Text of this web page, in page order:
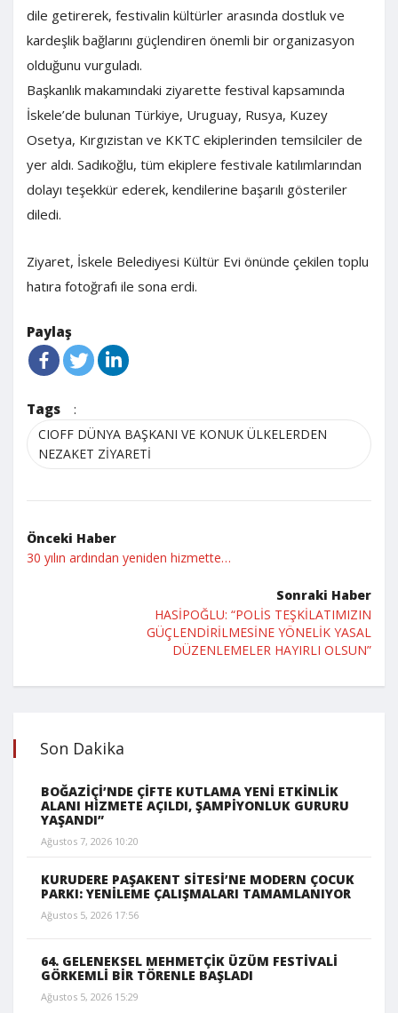
dile getirerek, festivalin kültürler arasında dostluk ve
kardeşlik bağlarını güçlendiren önemli bir organizasyon
olduğunu vurguladı.
Başkanlık makamındaki ziyarette festival kapsamında
İskele’de bulunan Türkiye, Uruguay, Rusya, Kuzey
Osetya, Kırgızistan ve KKTC ekiplerinden temsilciler de
yer aldı. Sadıkoğlu, tüm ekiplere festivale katılımlarından
dolayı teşekkür ederek, kendilerine başarılı gösteriler
diledi.
Ziyaret, İskele Belediyesi Kültür Evi önünde çekilen toplu
hatıra fotoğrafı ile sona erdi.
Paylaş
Tags :
CIOFF DÜNYA BAŞKANI VE KONUK ÜLKELERDEN
NEZAKET ZİYARETİ
Önceki Haber
30 yılın ardından yeniden hizmette…
Sonraki Haber
HASİPOĞLU: “POLİS TEŞKİLATIMIZIN
GÜÇLENDİRİLMESİNE YÖNELİK YASAL
DÜZENLEMELER HAYIRLI OLSUN”
Son Dakika
BOĞAZİÇİ’NDE ÇİFTE KUTLAMA YENİ ETKİNLİK
ALANI HİZMETE AÇILDI, ŞAMPİYONLUK GURURU
YAŞANDI”
Ağustos 7, 2026 10:20
KURUDERE PAŞAKENT SİTESİ’NE MODERN ÇOCUK
PARKI: YENİLEME ÇALIŞMALARI TAMAMLANIYOR
Ağustos 5, 2026 17:56
64. GELENEKSEL MEHMETÇİK ÜZÜM FESTİVALİ
GÖRKEMLİ BİR TÖRENLE BAŞLADI
Ağustos 5, 2026 15:29